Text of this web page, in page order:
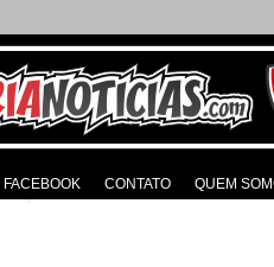
FACEBOOK CONTATO QUEM